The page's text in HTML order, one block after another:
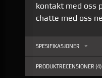
kontakt med oss
chatte med oss
SPESIFIKASJONER
PRODUKTRECENSIONER (4)